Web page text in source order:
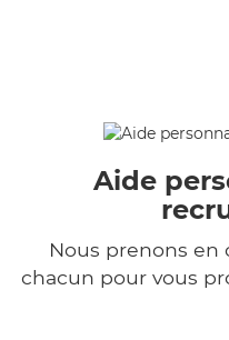
Aide
Nous prenons
chacun pour vous